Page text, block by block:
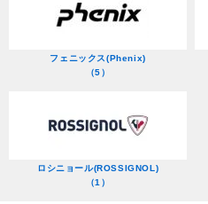
フェニックス(Phenix)
（5）
ロシニョール(ROSSIGNOL)
（1）